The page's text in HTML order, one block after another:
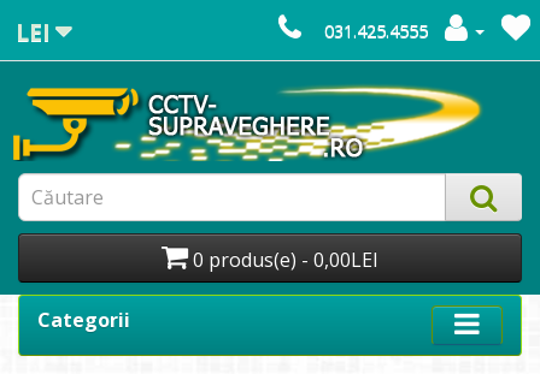
LEI 031.425.4555
0 produs(e) - 0,00LEI
Categorii